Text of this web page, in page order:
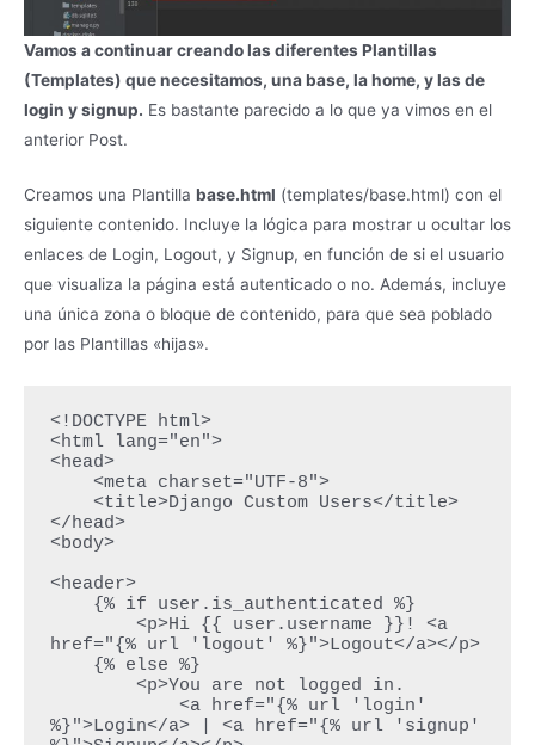
Vamos a continuar creando las diferentes Plantillas
(Templates) que necesitamos, una base, la home, y las de
login y signup. Es bastante parecido a lo que ya vimos en el
anterior Post.
Creamos una Plantilla base.html (templates/base.html) con el
siguiente contenido. Incluye la lógica para mostrar u ocultar los
enlaces de Login, Logout, y Signup, en función de si el usuario
que visualiza la página está autenticado o no. Además, incluye
una única zona o bloque de contenido, para que sea poblado
por las Plantillas «hijas».
<!DOCTYPE html>
<html lang="en">
<head>
</head>
<body>
<header>
href="{% url 'logout' %}">Logout</a></p>
%}">Login</a> | <a href="{% url 'signup'